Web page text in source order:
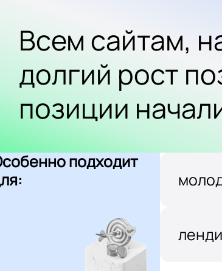
Всем сайтам,
долгий рост
позиции
подходит